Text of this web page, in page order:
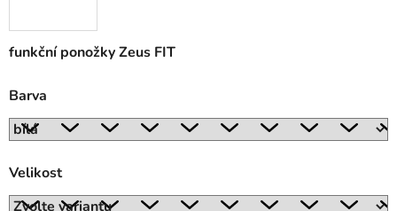
funkční ponožky Zeus FIT
Barva
Velikost